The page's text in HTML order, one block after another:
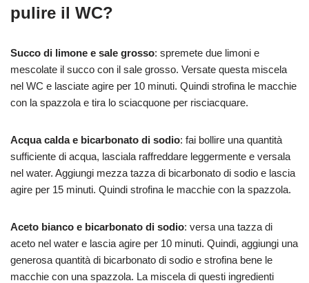
pulire il WC?
Succo di limone e sale grosso: spremete due limoni e
mescolate il succo con il sale grosso. Versate questa miscela
nel WC e lasciate agire per 10 minuti. Quindi strofina le macchie
con la spazzola e tira lo sciacquone per risciacquare.
Acqua calda e bicarbonato di sodio: fai bollire una quantità
sufficiente di acqua, lasciala raffreddare leggermente e versala
nel water. Aggiungi mezza tazza di bicarbonato di sodio e lascia
agire per 15 minuti. Quindi strofina le macchie con la spazzola.
Aceto bianco e bicarbonato di sodio: versa una tazza di
aceto nel water e lascia agire per 10 minuti. Quindi, aggiungi una
generosa quantità di bicarbonato di sodio e strofina bene le
macchie con una spazzola. La miscela di questi ingredienti